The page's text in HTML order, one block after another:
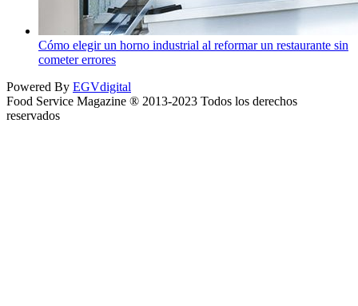
Cómo elegir un horno industrial al reformar un restaurante sin
cometer errores
Powered By EGVdigital
Food Service Magazine ® 2013-2023 Todos los derechos
reservados